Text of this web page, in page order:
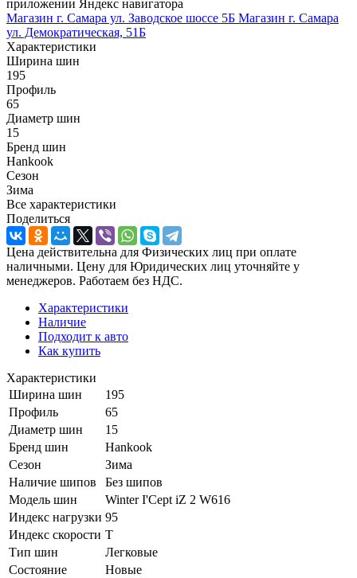
приложении Яндекс навигатора
Магазин г. Самара ул. Заводское шоссе 5Б Магазин г. Самара
ул. Демократическая, 51Б
Характеристики
Ширина шин
195
Профиль
65
Диаметр шин
15
Бренд шин
Hankook
Сезон
Зима
Все характеристики
Поделиться
Цена действительна для Физических лиц при оплате
наличными. Цену для Юридических лиц уточняйте у
менеджеров. Работаем без НДС.
Характеристики
Наличие
Подходит к авто
Как купить
Характеристики
Ширина шин
195
Профиль
65
Диаметр шин
15
Бренд шин
Hankook
Сезон
Зима
Наличие шипов
Без шипов
Модель шин
Winter I'Cept iZ 2 W616
Индекс нагрузки 95
Индекс скорости T
Тип шин
Легковые
Состояние
Новые